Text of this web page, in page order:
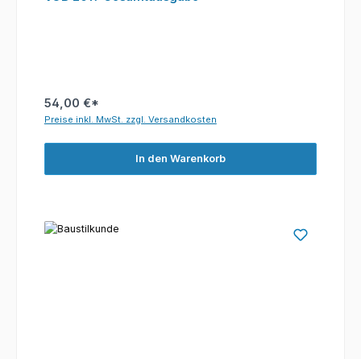
54,00 €*
Preise inkl. MwSt. zzgl. Versandkosten
In den Warenkorb